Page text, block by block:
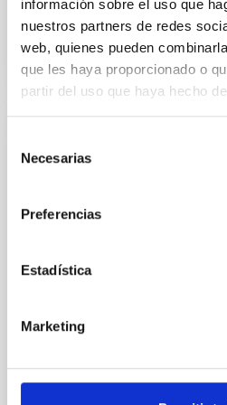
información sobre el uso que
nuestros partners de redes
web, quienes pueden
que les haya proporcionado o
partir del uso que haya hecho
Necesarias
Preferencias
Estadística
Marketing
BIBCODE
NÚMERO DE CITAS 7
An adolescent and
system near the end of
Young exoplanets provide
systems. Many multi-planet
100 Myr exhibit mean-motion
time, however, these resonant
Wang, Mu-Tian et al.